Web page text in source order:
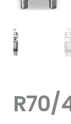
R70/